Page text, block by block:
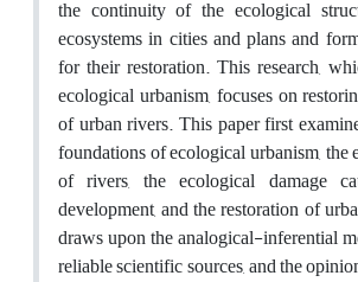
the continuity of the ecological
ecosystems in cities and plans and
for their restoration. This research,
ecological urbanism, focuses on
of urban rivers. This paper first
foundations of ecological urbanism, the
of rivers, the ecological damage
development, and the restoration of
draws upon the analogical-inferential
reliable scientific sources, and the